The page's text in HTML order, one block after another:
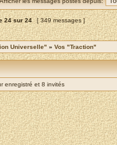
24sur24 [ 349 messages ]
Universelle" » Vos "Traction"
enregistré et 8 invités